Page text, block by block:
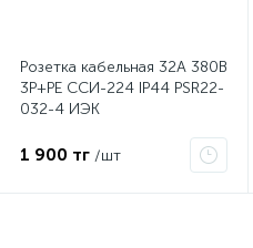
Розетка кабельная 32А 380В
3P+PЕ ССИ-224 IP44 PSR22-
032-4 ИЭК
1 900 тг /шт